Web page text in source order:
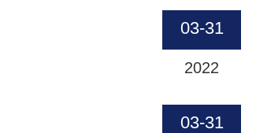
03-31
2022
03-31